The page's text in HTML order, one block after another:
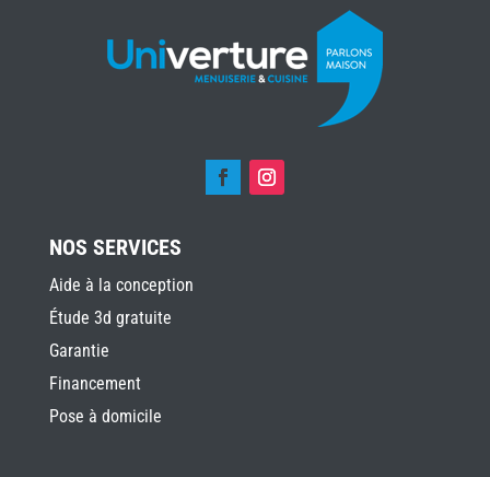
NOS SERVICES
Aide à la conception
Étude 3d gratuite
Garantie
Financement
Pose à domicile